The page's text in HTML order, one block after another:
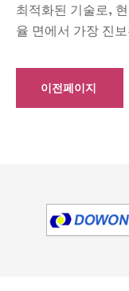
최적화된 기술로,
율 면에서 가장 진